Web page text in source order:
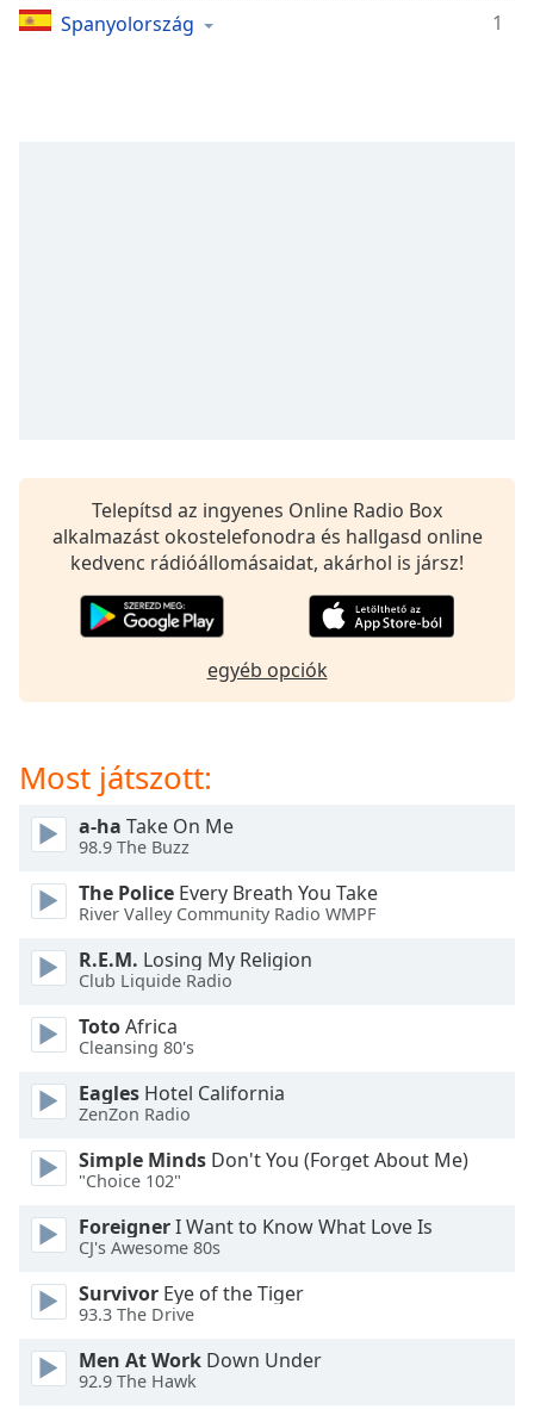
opens
subtitles
settings
dialog
selected
Track
in-
Picture
modal
Beginning
dialog
Escape
cancel
and
window.
Text
Spanyolország
1
Telepítsd az ingyenes Online Radio Box
alkalmazást okostelefonodra és hallgasd online
kedvenc rádióállomásaidat, akárhol is jársz!
egyéb opciók
Most játszott:
a-ha Take On Me
98.9 The Buzz
The Police Every Breath You Take
River Valley Community Radio WMPF
R.E.M. Losing My Religion
Club Liquide Radio
TotoAfrica
Cleansing 80's
Eagles Hotel California
ZenZon Radio
Simple Minds Don't You (Forget About Me)
"Choice 102"
ForeignerI Want to Know What Love Is
CJ's Awesome 80s
Survivor Eye of the Tiger
93.3 The Drive
Men At Work Down Under
92.9 The Hawk